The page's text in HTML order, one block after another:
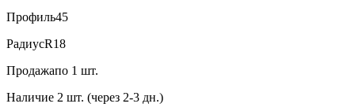
Профиль45
РадиусR18
Продажапо 1 шт.
Наличие 2 шт. (через 2-3 дн.)